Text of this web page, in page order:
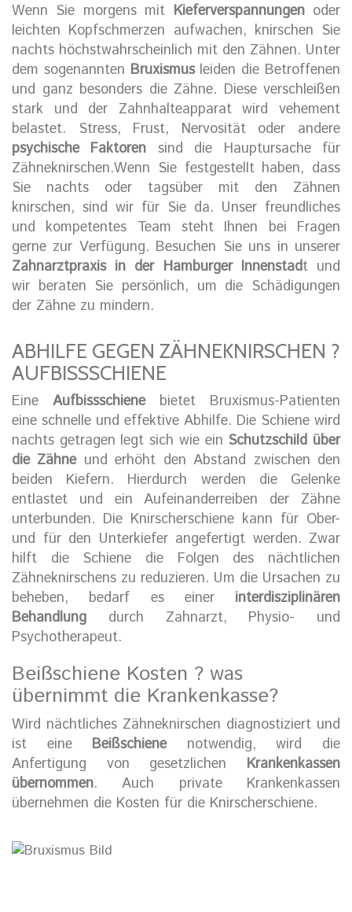
Wenn Sie morgens mit Kieferverspannungenoder
leichten Kopfschmerzen aufwachen, knirschen Sie
nachts höchstwahrscheinlich mit den Zähnen. Unter
dem sogenannten Bruxismusleiden die Betroffenen
und ganz besonders die Zähne. Diese verschleißen
stark und der Zahnhalteapparat wird vehement
belastet. Stress, Frust, Nervosität oder andere
psychische Faktoren sind die Hauptursache für
Zähneknirschen.Wenn Sie festgestellt haben, dass
Sie nachts oder tagsüber mit den Zähnen
knirschen, sind wir für Sie da. Unser freundliches
und kompetentes Team steht Ihnen bei Fragen
gerne zur Verfügung. Besuchen Sie uns in unserer
Zahnarztpraxis in der Hamburger Innenstadt und
wir beraten Sie persönlich, um die Schädigungen
der Zähne zu mindern.
ABHILFE GEGEN ZÄHNEKNIRSCHEN ?
AUFBISSSCHIENE
Eine Aufbissschienebietet Bruxismus-Patienten
eine schnelle und effektive Abhilfe. Die Schiene wird
nachts getragen legt sich wie ein Schutzschild über
die Zähneund erhöht den Abstand zwischen den
beiden Kiefern. Hierdurch werden die Gelenke
entlastet und ein Aufeinanderreiben der Zähne
unterbunden. Die Knirscherschiene kann für Ober-
und für den Unterkiefer angefertigt werden. Zwar
hilft die Schiene die Folgen des nächtlichen
Zähneknirschens zu reduzieren. Um die Ursachen zu
beheben, bedarf es einer interdisziplinären
Behandlung durch Zahnarzt, Physio- und
Psychotherapeut.
Beißschiene Kosten ? was
übernimmt die Krankenkasse?
Wird nächtliches Zähneknirschen diagnostiziert und
ist eine Beißschienenotwendig, wird die
Anfertigung von gesetzlichen Krankenkassen
übernommen. Auch private Krankenkassen
übernehmen die Kosten für die Knirscherschiene.